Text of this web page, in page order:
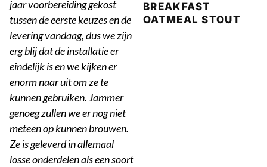
jaar voorbereiding gekost
tussen de eerste keuzes en de
levering vandaag, dus we zijn
erg blij dat de installatie er
eindelijk is en we kijken er
enorm naar uit om ze te
kunnen gebruiken. Jammer
genoeg zullen we er nog niet
meteen op kunnen brouwen.
Ze is geleverd in allemaal
losse onderdelen als een soort
BREAKFAST
OATMEAL STOUT